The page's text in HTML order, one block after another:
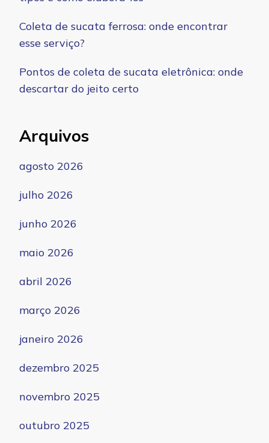
Coleta de sucata ferrosa: onde encontrar
esse serviço?
Pontos de coleta de sucata eletrônica: onde
descartar do jeito certo
Arquivos
agosto 2026
julho 2026
junho 2026
maio 2026
abril 2026
março 2026
janeiro 2026
dezembro 2025
novembro 2025
outubro 2025